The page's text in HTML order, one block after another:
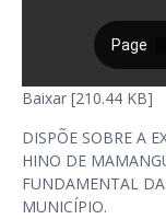
Baixar [210.44 KB]
DISPÕE SOBRE A
HINO DE
FUNDAMENTAL
MUNICÍPIO.